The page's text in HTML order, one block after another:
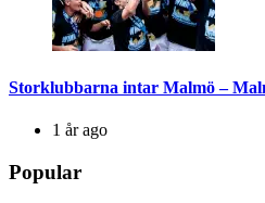
Storklubbarna intar Malmö –
1 år ago
Popular